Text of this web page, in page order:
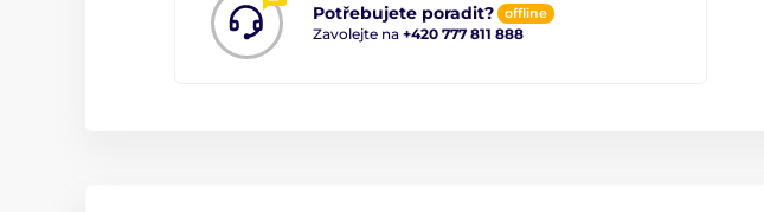
Potřebujete poradit? offline
Zavolejte na +420 777 811 888